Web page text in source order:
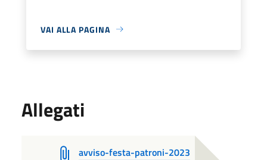
VAI ALLA PAGINA
Allegati
avviso-festa-patroni-2023